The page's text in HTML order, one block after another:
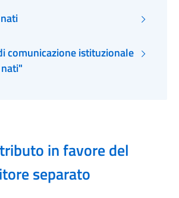
comunicazione istituzionale
in favore del
separato